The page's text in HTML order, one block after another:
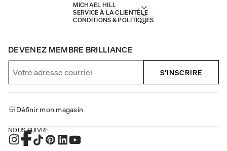
MICHAEL HILL
SERVICE À LA CLIENTÈLE
CONDITIONS & POLITIQUES
DEVENEZ MEMBRE BRILLIANCE
S'INSCRIRE
Définir mon magasin
NOUS SUIVRE